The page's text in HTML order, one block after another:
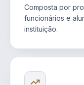
Composta por
funcionários e
instituição.